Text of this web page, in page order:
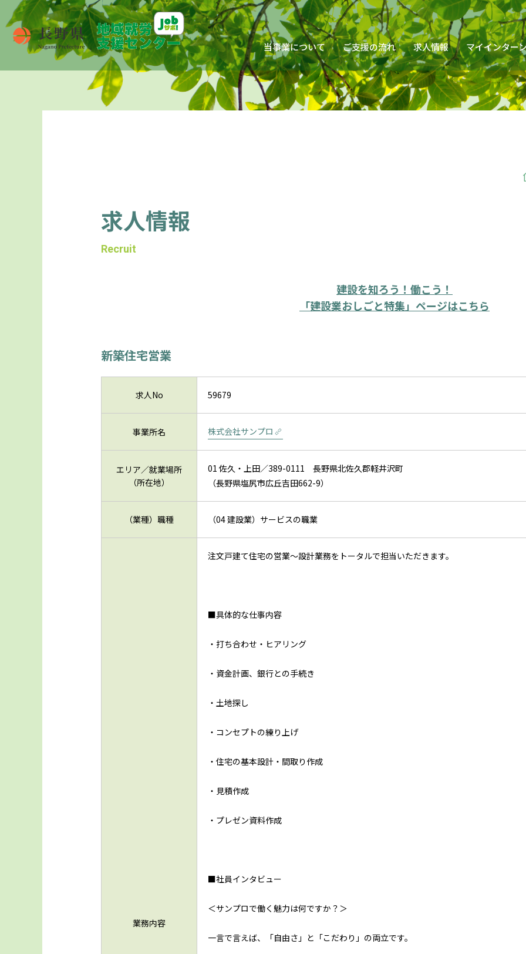
当事業について ご支援の流れ 求人情報 マイインター
求人情報
Recruit
建設を知ろう！働こう！
「建設業おしごと特集」ページはこちら
新築住宅営業
求人No 59679
事業所名 株式会社サンプロ
エリア／就業場所
（所在地）
01 佐久・上田／389-0111 長野県北佐久郡軽井沢町
（長野県塩尻市広丘吉田662-9）
（業種）職種 （04 建設業）サービスの職業
業務内容
注文戸建て住宅の営業～設計業務をトータルで担当いただきます。
■具体的な仕事内容
・打ち合わせ・ヒアリング
・資金計画、銀行との手続き
・土地探し
・コンセプトの練り上げ
・住宅の基本設計・間取り作成
・見積作成
・プレゼン資料作成
■社員インタビュー
＜サンプロで働く魅力は何ですか？＞
一言で言えば、「自由さ」と「こだわり」の両立です。